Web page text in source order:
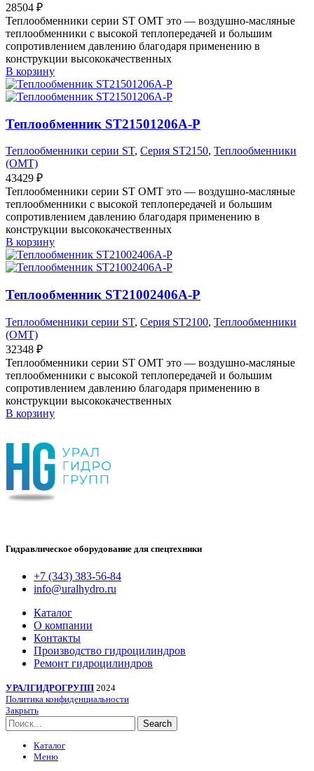
28504 ₽
Теплообменники серии ST OMT это — воздушно-масляные
теплообменники с высокой теплопередачей и большим
сопротивлением давлению благодаря применению в
конструкции высококачественных
В корзину
Теплообменник ST21501206A-P
Теплообменники серии ST, Серия ST2150, Теплообменники
(OMT)
43429 ₽
Теплообменники серии ST OMT это — воздушно-масляные
теплообменники с высокой теплопередачей и большим
сопротивлением давлению благодаря применению в
конструкции высококачественных
В корзину
Теплообменник ST21002406A-P
Теплообменники серии ST, Серия ST2100, Теплообменники
(OMT)
32348 ₽
Теплообменники серии ST OMT это — воздушно-масляные
теплообменники с высокой теплопередачей и большим
сопротивлением давлению благодаря применению в
конструкции высококачественных
В корзину
Гидравлическое оборудование для спецтехники
+7 (343) 383-56-84
info@uralhydro.ru
Каталог
О компании
Контакты
Производство гидроцилиндров
Ремонт гидроцилиндров
УРАЛГИДРОГРУПП 2024
Политика конфиденциальности
Закрыть
Search
Каталог
Меню